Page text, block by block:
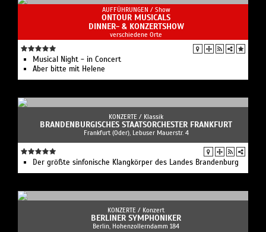
AUFFÜHRUNGEN / Show
ONTOUR MUSICALS
DINNER- & KONZERTSHOW
verschiedene Orte
Musical Night - in Concert
Aber bitte mit Helene
KONZERTE / Klassik
BRANDENBURGISCHES STAATSORCHESTER FRANKFURT
Frankfurt (Oder), Lebuser Mauerstr. 4
Der größte sinfonische Klangkörper des Landes Brandenburg
KONZERTE / Konzert
BERLINER SYMPHONIKER
Berlin, Hohenzollerndamm 184